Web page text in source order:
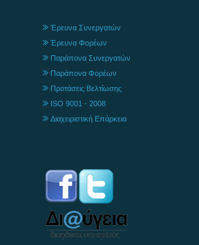
Έρευνα Συνεργατών
Έρευνα Φορέων
Παράπονα Συνεργατών
Παράπονα Φορέων
Προτάσεις Βελτίωσης
ISO 9001 - 2008
Διαχειριστική Επάρκεια